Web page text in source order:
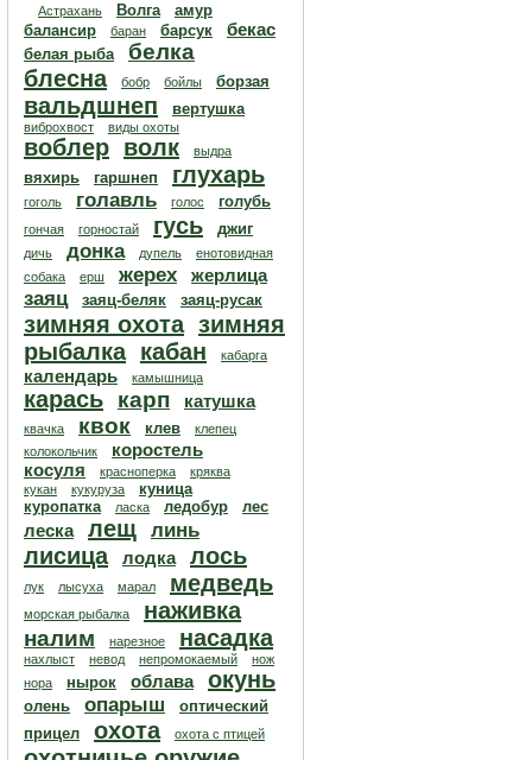
Астрахань Волга
амур
балансир
баран барсук бекас
белая рыба белка
блесна бобр бойлы борзая
вальдшнеп вертушка
виброхвост виды охоты
воблер волк выдра
вяхирь гаршнеп глухарь
гоголь голавль голос голубь
гончая горностай гусь джиг
дичь донка дупель
енотовидная
собака
ерш жерех жерлица
заяц заяц-беляк заяц-русак
зимняя охота зимняя
рыбалка кабан кабарга
календарь камышница
карась карп катушка
квачка квок клев
клепец
колокольчик
коростель
косуля
красноперка
кряква
кукан
кукуруза
куница
куропатка
ласка ледобур лес
леска лещ линь
лисица лодка лось
лук лысуха марал медведь
морская рыбалка наживка
налим нарезное насадка
нахлыст невод непромокаемый
нож
нора
нырок облава окунь
олень опарыш
оптический
прицел
охота охота с птицей